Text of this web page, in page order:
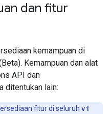
dan fitur
kemampuan di
Kemampuan dan alat
API dan
ditentukan lain:
fitur di seluruh v1